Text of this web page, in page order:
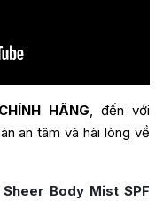
HÃNG , đến với
an tâm và hài lòng về
Body Mist SPF